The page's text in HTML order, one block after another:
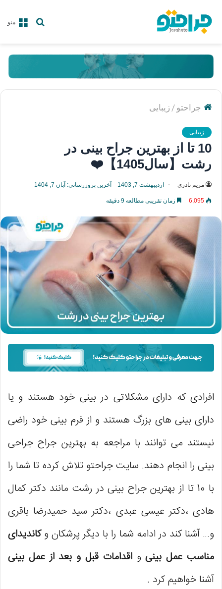
منوجستجو
جراحتو / زیبایی
زیبایی
10 تا از بهترین جراح بینی در
رشت【سال1405】❤️
مریم نادری اردیبهشت 7, 1403 آخرین بروزرسانی: آبان 7, 1404
6,095 زمان تقریبی مطالعه 9 دقیقه
افرادی که دارای مشکلاتی در بینی خود هستند و یا
دارای بینی های بزرگ هستند و از فرم بینی خود راضی
نیستند می توانند با مراجعه به بهترین جراح جراحی
بینی را انجام دهند. سایت جراحتو تلاش کرده تا شما را
با 10 تا از بهترین جراح بینی در رشت مانند دکتر کمال
هادی ،دکتر عیسی عبدی ،دکتر سید حمیدرضا باقری
و… آشنا کند در ادامه شما را با دیگر پرشکان وکاندیدای
مناسب عمل بینیواقدامات قبل و بعد از عمل بینی
آشنا خواهیم کرد .